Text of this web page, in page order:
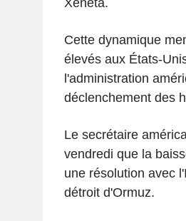
Cette dynamique
élevés aux États-
l'administration
déclenchement des
Le secrétaire
vendredi que la
une résolution avec
détroit d'Ormuz.